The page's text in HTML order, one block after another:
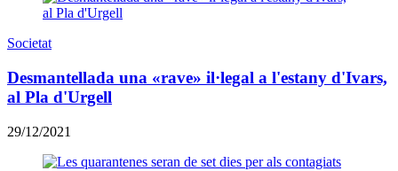
Societat
Desmantellada una «rave» il·legal a l'estany d'Ivars,
al Pla d'Urgell
29/12/2021